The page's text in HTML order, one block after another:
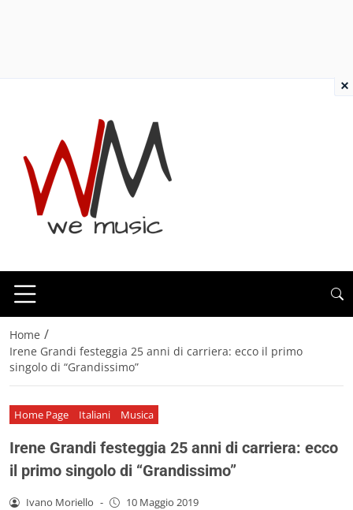
Home /
Irene Grandi festeggia 25 anni di carriera: ecco il primo
singolo di “Grandissimo”
Home Page Italiani Musica
Irene Grandi festeggia 25 anni di carriera: ecco
il primo singolo di “Grandissimo”
Ivano Moriello - 10 Maggio 2019
×